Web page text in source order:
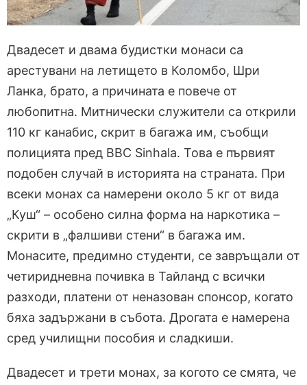
Двадесет и двама будистки монаси са
арестувани на летището в Коломбо, Шри
Ланка, брато, а причината е повече от
любопитна. Митнически служители са открили
110 кг канабис, скрит в багажа им, съобщи
полицията пред BBC Sinhala. Това е първият
подобен случай в историята на страната. При
всеки монах са намерени около 5 кг от вида
„Куш“ – особено силна форма на наркотика –
скрити в „фалшиви стени“ в багажа им.
Монасите, предимно студенти, се завръщали от
четиридневна почивка в Тайланд с всички
разходи, платени от неназован спонсор, когато
бяха задържани в събота. Дрогата е намерена
сред училищни пособия и сладкиши.
Двадесет и трети монах, за когото се смята, че